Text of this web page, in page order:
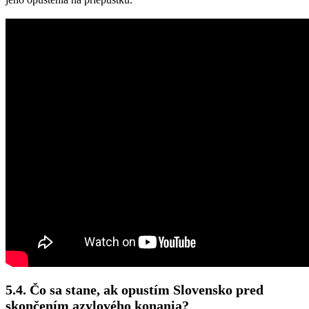
5.4. Čo sa stane, ak opustím Slovensko pred
skončením azylového konania?